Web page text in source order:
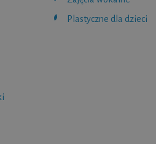
Plastyczne dla dzieci